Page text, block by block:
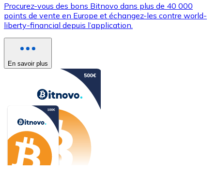
Procurez-vous des bons Bitnovo dans plus de 40 000
points de vente en Europe et échangez-les contre world-
liberty-financial depuis l’application.
En savoir plus